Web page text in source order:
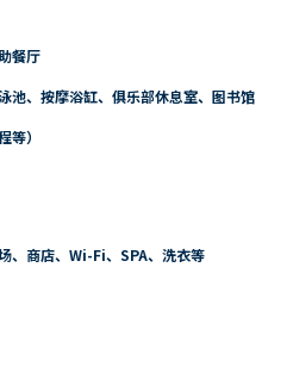
餐厅
池、按摩浴缸、俱乐部休息室、图书馆
）
、商店、Wi-Fi、SPA、洗衣等